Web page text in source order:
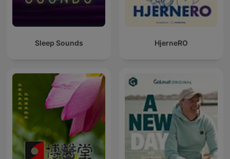
Sleep Sounds HjerneRO